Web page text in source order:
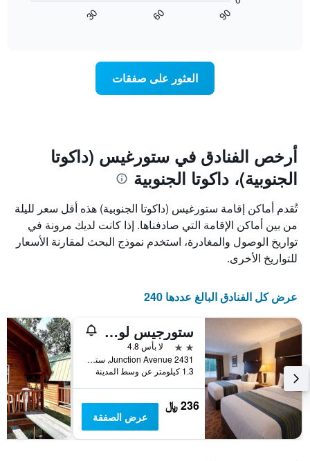
المخطط
1
محور
Y
الذي
يعرض
متوسط
سعر
غرفة
في
نهاية
هذا
الأسبوع
خلال
آخر
3
أيام
محور
X
الذي
يعرض
عدد
الأيام
قبل
الإقامة
يتضمن
التالي
1
محور
Y
الذي
يعرض
متوسط
سعر
غرفة
90
60
30
العثور على صفقات
أرخص الفنادق في ستورغيس (داكوتا
الجنوبية)، داكوتا الجنوبية
تُقدم أماكن إقامة ستورغيس (داكوتا الجنوبية) هذه أقل سعر لليلة
من بين أماكن الإقامة التي صادفناها. إذا كانت لديك مرونة في
تواريخ الوصول والمغادرة، استخدم نموذج البحث لمقارنة الأسعار
للتواريخ الأخرى.
عرض كل الفنادق البالغ عددها 240
ستورجيس لودج آند سويتس، ترافيلودج باي ويندام
2 نجمتين
لا بأس 4.8
2431 Junction Avenue, ستورغيس (داكوتا الجنوبية), SD, الولايات المتحدة الأميريكية
1.3 كيلومتر عن وسط المدينة
236 ﷼
عرض الصفقة